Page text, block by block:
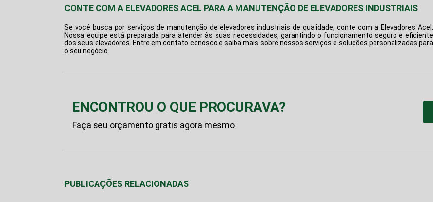
CONTE COM A ELEVADORES ACEL PARA A MANUTENÇÃO DE ELEVADORES INDUSTRIAIS
Se você busca por serviços de manutenção de elevadores industriais de qualidade, conte com a Elevadores Acel.
Nossa equipe está preparada para atender às suas necessidades, garantindo o funcionamento seguro e eficiente
dos seus elevadores. Entre em contato conosco e saiba mais sobre nossos serviços e soluções personalizadas para
o seu negócio.
ENCONTROU O QUE PROCURAVA?
Faça seu orçamento gratis agora mesmo!
PUBLICAÇÕES RELACIONADAS